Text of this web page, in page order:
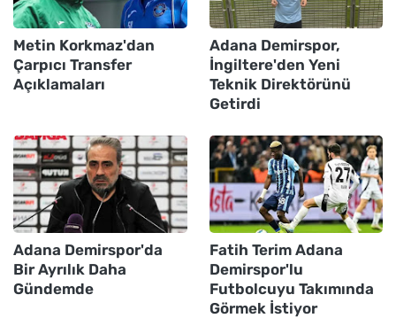
Metin Korkmaz'dan
Çarpıcı Transfer
Açıklamaları
Adana Demirspor,
İngiltere'den Yeni
Teknik Direktörünü
Getirdi
Adana Demirspor'da
Bir Ayrılık Daha
Gündemde
Fatih Terim Adana
Demirspor'lu
Futbolcuyu Takımında
Görmek İstiyor